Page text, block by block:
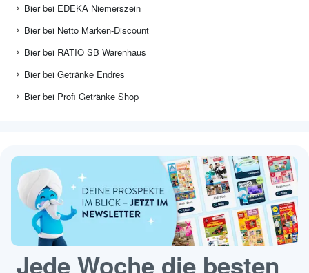
Bier bei EDEKA Niemerszein
Bier bei Netto Marken-Discount
Bier bei RATIO SB Warenhaus
Bier bei Getränke Endres
Bier bei Profi Getränke Shop
Jede Woche die besten